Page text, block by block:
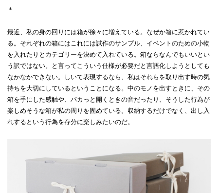
＊
最近、私の身の回りには箱が徐々に増えている。なぜか箱に惹かれてい
る。それぞれの箱にはこれには試作のサンプル、イベントのための小物
を入れたりとカテゴリーを決めて入れている。箱ならなんでもいいとい
う訳ではない。と言ってこういう仕様が必要だと言語化しようとしても
なかなかできない。しいて表現するなら、私はそれらを取り出す時の気
持ちを大切にしているということになる。中のモノを出すときに、その
箱を手にした感触や、パカっと開くときの音だったり、そうした行為が
楽しめそうな箱が私の周りを固めている。収納するだけでなく、出し入
れするという行為を存分に楽しみたいのだ。